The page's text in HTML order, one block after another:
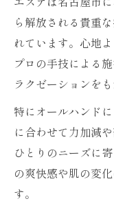
エステで
ストレス解消
ョン
エステに
癒しのエ
オイルマ
リラク
癒しの
ら解放される貴重
れています。心地
プロの手技による
ラクゼーションをも
特にオールハンド
に合わせて力加減
ひとりのニーズに
の爽快感や肌の変
す。